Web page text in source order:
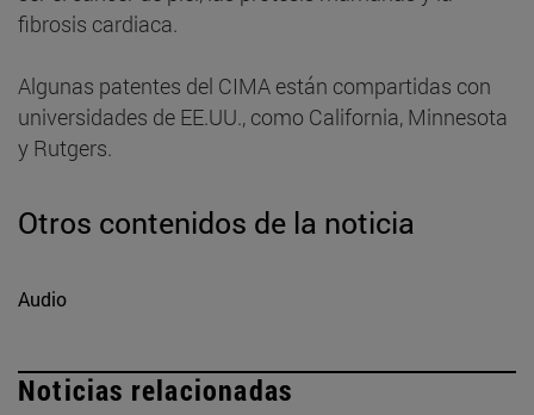
fibrosis cardiaca.
Algunas patentes del CIMA están compartidas con
universidades de EE.UU., como California, Minnesota
y Rutgers.
Otros contenidos de la noticia
Audio
Noticias relacionadas